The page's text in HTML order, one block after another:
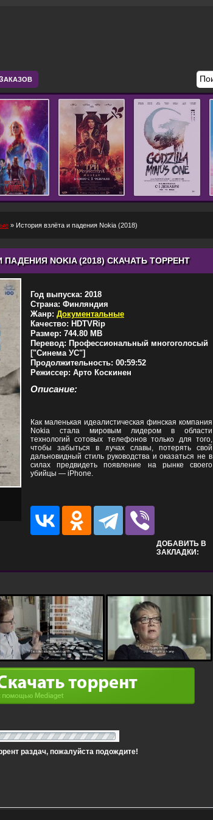
АКАЗОВ
» История взлёта и падения Nokia (2018)
NOKIA (2018) СКАЧАТЬ ТОРРЕНТ
Год выпуска: 2018
Страна: Финляндия
Жанр: Документальные
Качество: HDTVRip
Размер: 744.80 MB
Перевод: Профессиональный многоголосый
["Синема УС"]
Продолжительность: 00:59:52
Режиссер: Арто Коскинен
Описание:
Как маленькая идеалистическая финская компания
Nokia стала мировым лидером в области
технологий сотовых телефонов только для того,
чтобы забыться в лучах славы, потерять свой
дальновидный стиль руководства и оказаться не в
силах предвидеть появление на рынке своего
убийцы — iPhone.
ДОБАВИТЬ В
ЗАКЛАДКИ:
раздач, пожалуйста подождите!